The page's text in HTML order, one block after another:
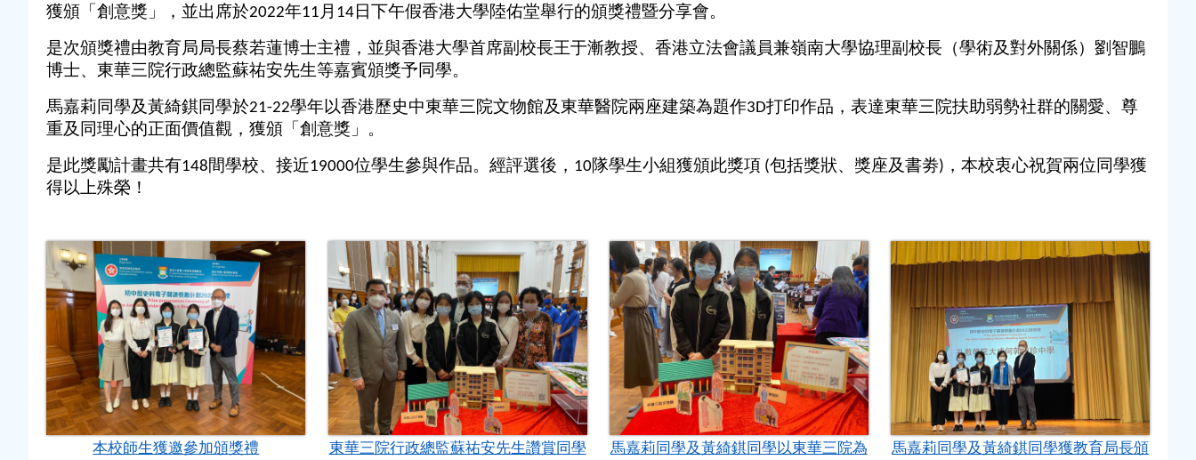
獲頒「創意獎」，並出席於2022年11月14日下午假香港大學陸佑堂舉行的頒獎禮暨分享會。
是次頒獎禮由教育局局長蔡若蓮博士主禮，並與香港大學首席副校長王于漸教授、香港立法會議員兼嶺南大學協理副校長（學術及對外關係）劉智鵬
博士、東華三院行政總監蘇祐安先生等嘉賓頒獎予同學。
馬嘉莉同學及黃綺錤同學於21-22學年以香港歷史中東華三院文物館及東華醫院兩座建築為題作3D打印作品，表達東華三院扶助弱勢社群的關愛、尊
重及同理心的正面價值觀，獲頒「創意獎」。
是此獎勵計畫共有148間學校、接近19000位學生參與作品。經評選後，10隊學生小組獲頒此獎項 (包括獎狀、獎座及書劵)，本校衷心祝賀兩位同學獲
得以上殊榮！
本校師生獲邀參加頒獎禮
東華三院行政總監蘇祐安先生讚賞同學
馬嘉莉同學及黃綺錤同學以東華三院為
馬嘉莉同學及黃綺錤同學獲教育局長頒